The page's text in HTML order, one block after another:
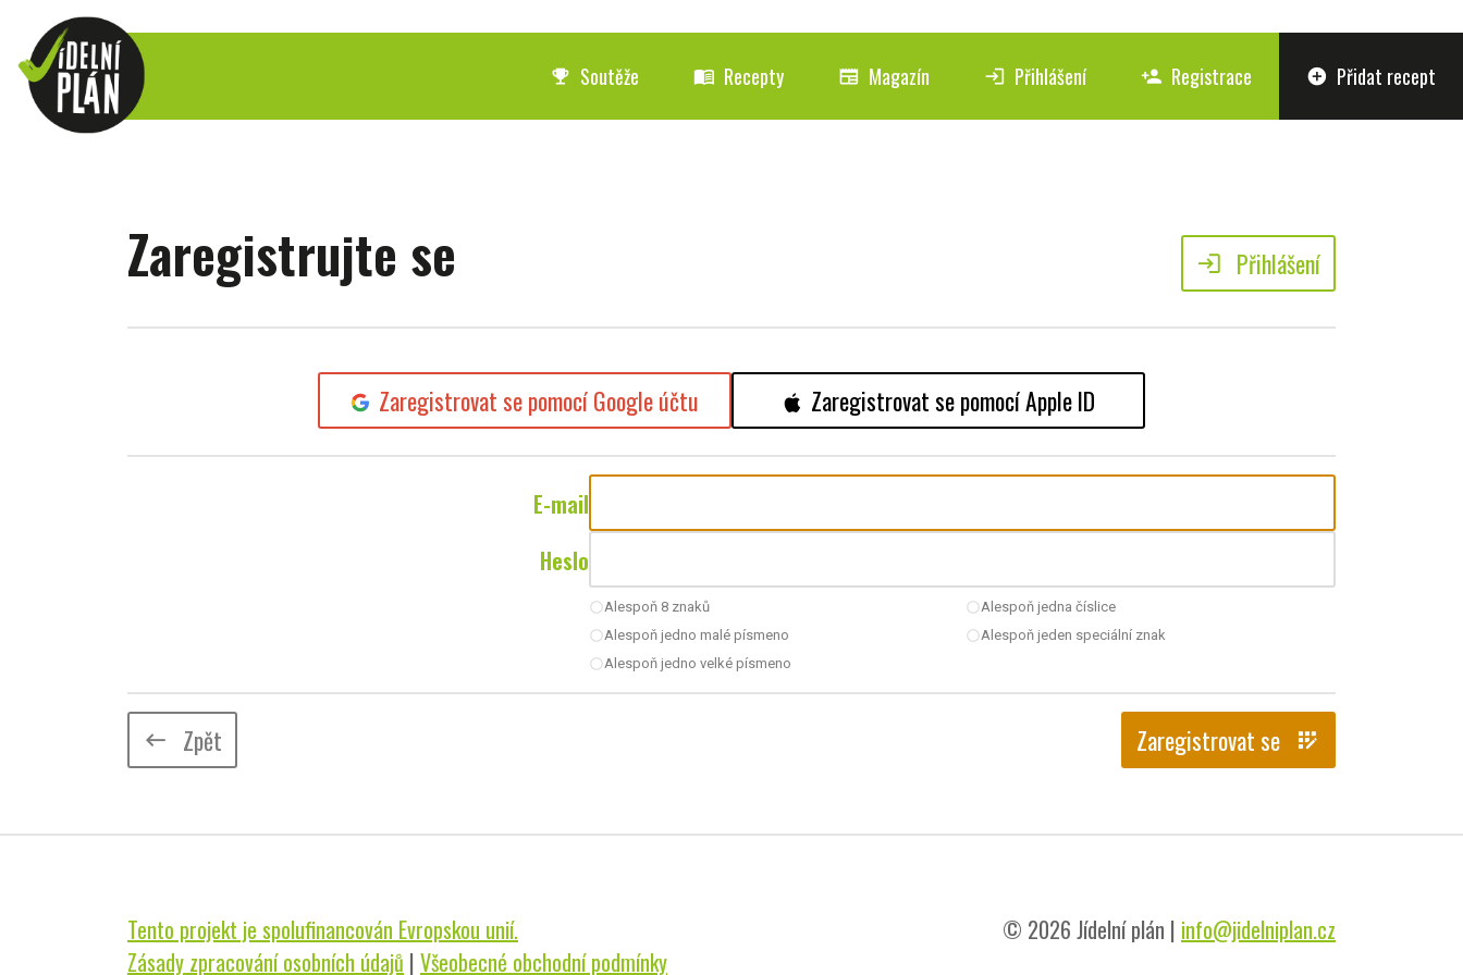
emoji_events Soutěže menu_book Recepty newspaper Magazín login Přihlášení person_add Registrace add_circle Přidat recept
Zaregistrujte se login Přihlášení
Zaregistrovat se pomocí Google účtu Zaregistrovat se pomocí Apple ID
E-mail
Heslo
radio_button_uncheckedAlespoň 8 znaků
radio_button_uncheckedAlespoň jedno malé písmeno
radio_button_uncheckedAlespoň jedno velké písmeno
radio_button_uncheckedAlespoň jedna číslice
radio_button_uncheckedAlespoň jeden speciální znak
keyboard_backspace Zpět Zaregistrovat se app_registration
Tento projekt je spolufinancován Evropskou unií.
Zásady zpracování osobních údajů | Všeobecné obchodní podmínky
© 2026 Jídelní plán | info@jidelniplan.cz